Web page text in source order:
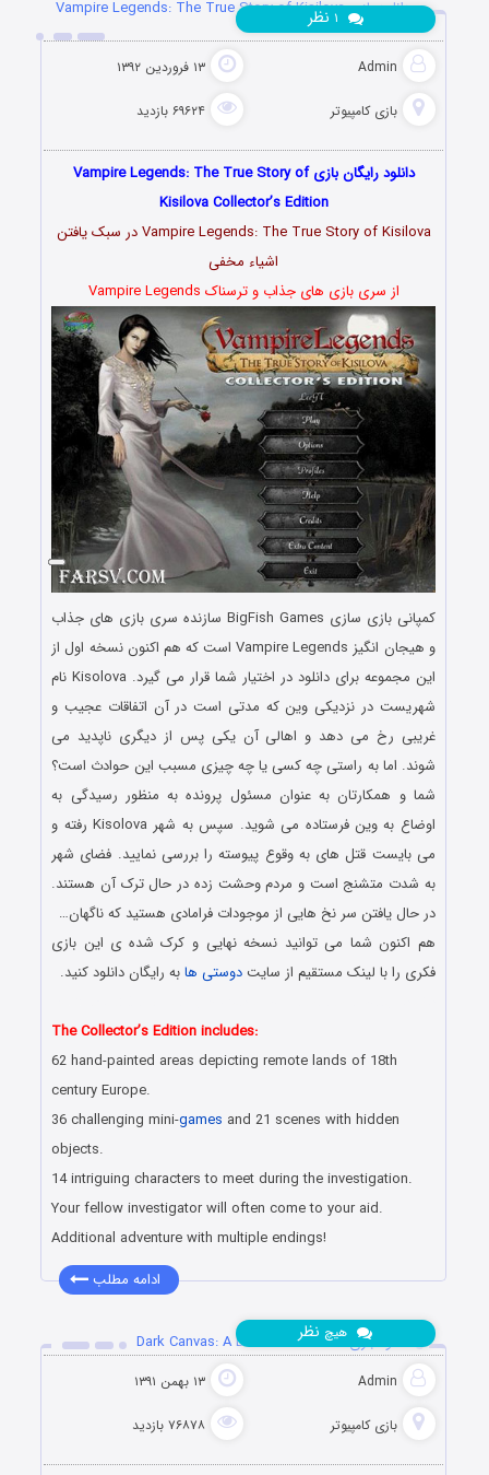
دانلود بازی Vampire Legends: The True Story of Kisilova
Admin ۱۳ فروردین ۱۳۹۲
بازی کامپیوتر ۶۹۶۲۴ بازدید
نظر
دانلود رایگان بازی Vampire Legends: The True Story of
Kisilova Collector’s Edition
Vampire Legends: The True Story of Kisilova در سبک یافتن
اشیاء مخفی
از سری بازی های جذاب و ترسناک Vampire Legends
کمپانی بازی سازی BigFish Games سازنده سری بازی های جذاب
و هیجان انگیز Vampire Legends است که هم اکنون نسخه اول از
این مجموعه برای دانلود در اختیار شما قرار می گیرد. Kisolova نام
شهریست در نزدیکی وین که مدتی است در آن اتفاقات عجیب و
غریبی رخ می دهد و اهالی آن یکی پس از دیگری ناپدید می
شوند. اما به راستی چه کسی یا چه چیزی مسبب این حوادث است؟
شما و همکارتان به عنوان مسئول پرونده به منظور رسیدگی به
اوضاع به وین فرستاده می شوید. سپس به شهر Kisolova رفته و
می بایست قتل های به وقوع پیوسته را بررسی نمایید. فضای شهر
به شدت متشنج است و مردم وحشت زده در حال ترک آن هستند.
در حال یافتن سر نخ هایی از موجودات فرامادی هستید که ناگهان…
هم اکنون شما می توانید نسخه نهایی و کرک شده ی این بازی
فکری را با لینک مستقیم از سایتدوستی هابه رایگان دانلود کنید.
The Collector’s Edition includes:
62 hand-painted areas depicting remote lands of 18th
century Europe.
36 challenging mini-games and 21 scenes with hidden
objects.
14 intriguing characters to meet during the investigation.
Your fellow investigator will often come to your aid.
Additional adventure with multiple endings!
ادامه مطلب
دانلود بازی Dark Canvas: A Brush With Death
Admin ۱۳ بهمن ۱۳۹۱
بازی کامپیوتر ۷۶۸۷۸ بازدید
هیچ نظر